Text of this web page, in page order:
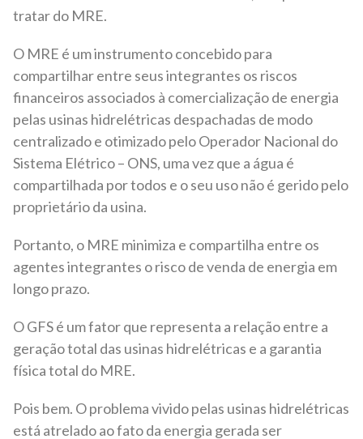
tratar do MRE.
O MRE é um instrumento concebido para
compartilhar entre seus integrantes os riscos
financeiros associados à comercialização de energia
pelas usinas hidrelétricas despachadas de modo
centralizado e otimizado pelo Operador Nacional do
Sistema Elétrico – ONS, uma vez que a água é
compartilhada por todos e o seu uso não é gerido pelo
proprietário da usina.
Portanto, o MRE minimiza e compartilha entre os
agentes integrantes o risco de venda de energia em
longo prazo.
O GFS é um fator que representa a relação entre a
geração total das usinas hidrelétricas e a garantia
física total do MRE.
Pois bem. O problema vivido pelas usinas hidrelétricas
está atrelado ao fato da energia gerada ser